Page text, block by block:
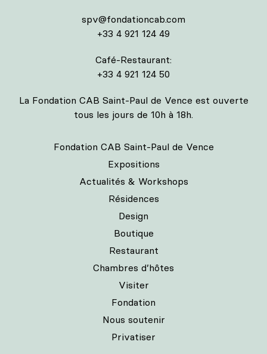
spv@fondationcab.com
+33 4 921 124 49
Café-Restaurant:
+33 4 921 124 50
La Fondation CAB Saint-Paul de Vence est ouverte
tous les jours de 10h à 18h.
Fondation CAB Saint-Paul de Vence
Expositions
Actualités & Workshops
Résidences
Design
Boutique
Restaurant
Chambres d’hôtes
Visiter
Fondation
Nous soutenir
Privatiser